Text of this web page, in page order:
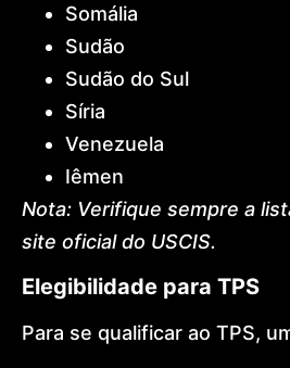
Somália
Sudão
Sudão do Sul
Síria
Venezuela
Iêmen
Nota: Verifique sempre a
site oficial do USCIS.
Elegibilidade para TPS
Para se qualificar ao TPS,